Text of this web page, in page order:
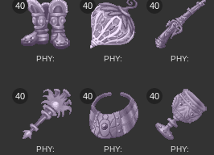
40
PHY:
40
PHY:
40
PHY:
40
PHY:
40
PHY:
40
PHY: